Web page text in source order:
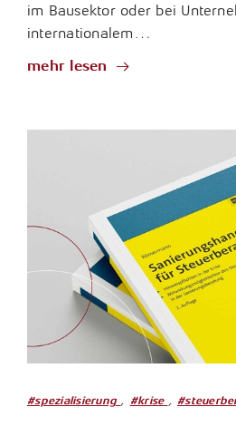
im Bausektor oder bei
internationalem…
mehr lesen
#spezialisierung , #krise ,